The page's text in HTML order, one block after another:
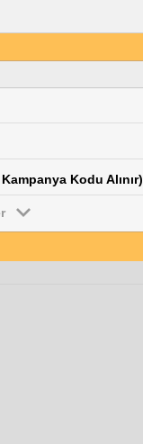
Kodu Alınır)